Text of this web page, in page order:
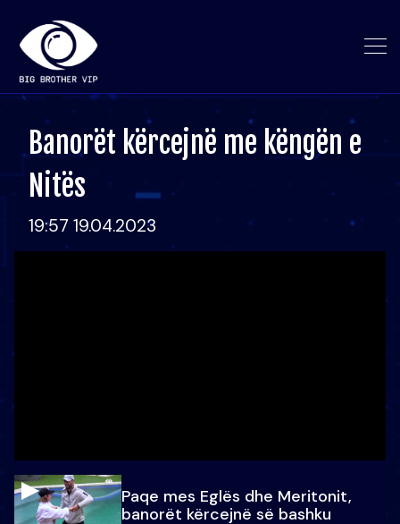
Banorët kërcejnë me këngën e
Nitës
19:57 19.04.2023
Paqe mes Eglës dhe Meritonit,
banorët kërcejnë së bashku